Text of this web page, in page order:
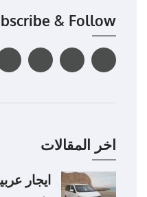
& Follow
اخر المقالات
ايجار